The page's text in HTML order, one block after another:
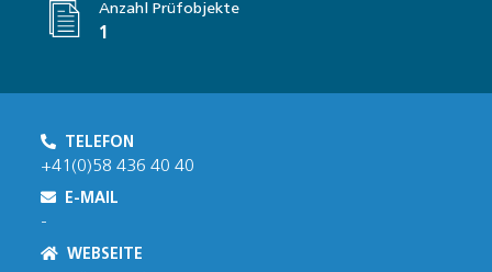
Anzahl Prüfobjekte
1
TELEFON
+41(0)58 436 40 40
E-MAIL
-
WEBSEITE